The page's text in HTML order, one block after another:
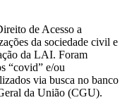
de Acesso a
da sociedade civil e
da LAI. Foram
“covid” e/ou
via busca no banco
da União (CGU).